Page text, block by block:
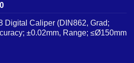
Digital Caliper (DIN862, Grad;
±0.02mm, Range; ≤Ø150mm